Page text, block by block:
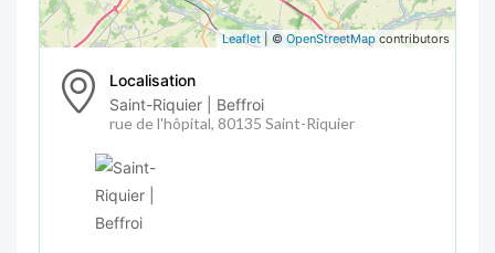
Leaflet | © OpenStreetMap contributors
Localisation
Saint-Riquier | Beffroi
rue de l'hôpital, 80135 Saint-Riquier